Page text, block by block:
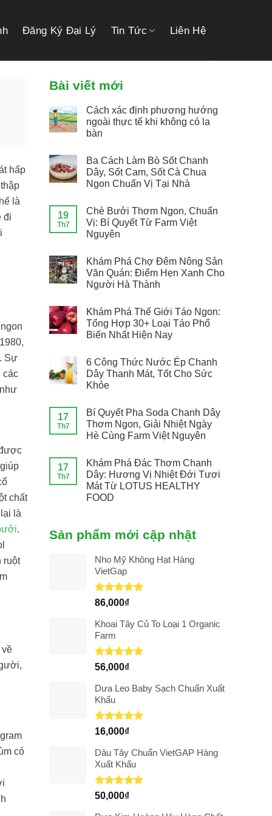
Đăng Ký Đại Lý Tin Tức Liên Hệ
hấp
là
đi
Sự
các
chất
là
.
ruột
về
có
Bài viết mới
Cách xác định phương hướng
ngoài thực tế khi không có la
bàn
Ba Cách Làm Bò Sốt Chanh
Dây, Sốt Cam, Sốt Cà Chua
Ngon Chuẩn Vị Tại Nhà
19
Th7
Chè Bưởi Thơm Ngon, Chuẩn
Vị: Bí Quyết Từ Farm Việt
Nguyên
Khám Phá Chợ Đêm Nông Sản
Văn Quán: Điểm Hẹn Xanh Cho
Người Hà Thành
Khám Phá Thế Giới Táo Ngon:
Tổng Hợp 30+ Loại Táo Phổ
Biến Nhất Hiện Nay
6 Công Thức Nước Ép Chanh
Dây Thanh Mát, Tốt Cho Sức
Khỏe
17
Th7
Bí Quyết Pha Soda Chanh Dây
Thơm Ngon, Giải Nhiệt Ngày
Hè Cùng Farm Việt Nguyên
17
Th7
Khám Phá Đác Thơm Chanh
Dây: Hương Vị Nhiệt Đới Tươi
Mát Từ LOTUS HEALTHY
FOOD
Sản phẩm mới cập nhật
Nho Mỹ Không Hạt Hàng
VietGap
Được xếp
5 sao
86,000₫
Khoai Tây Củ To Loại 1 Organic
Farm
Được xếp
5 sao
56,000₫
Dưa Leo Baby Sạch Chuẩn Xuất
Khẩu
Được xếp
5 sao
16,000₫
Dâu Tây Chuẩn VietGAP Hàng
Xuất Khẩu
Được xếp
5 sao
50,000₫